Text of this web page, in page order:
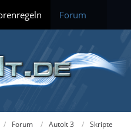
Forum
Forum AutoIt 3 Skripte